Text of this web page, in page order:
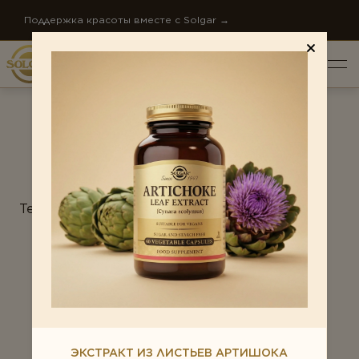
Поддержка красоты вместе с Solgar →
ПО НАПРАВЛЕНИЯМ
Антистресс
Внимание и память
Диета и детокс
Женское здоровье
КОНТАКТЫ
Тестирование
ЭКСТРАКТ ИЗ ЛИСТЬЕВ АРТИШОКА